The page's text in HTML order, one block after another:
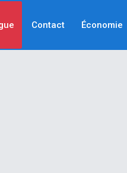
Contact Économie